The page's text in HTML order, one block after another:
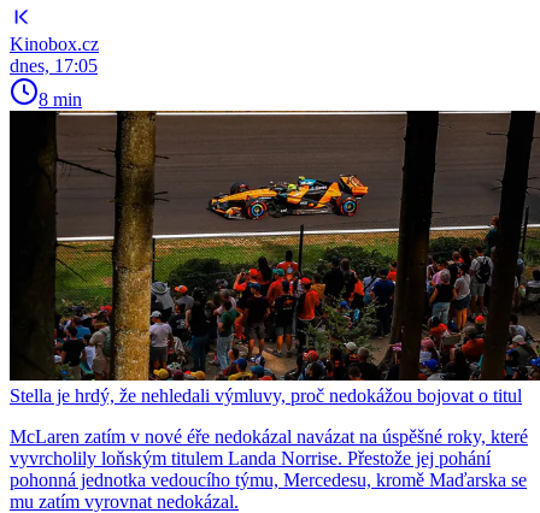
Kinobox.cz
dnes, 17:05
8 min
Stella je hrdý, že nehledali výmluvy, proč nedokážou bojovat o titul
McLaren zatím v nové éře nedokázal navázat na úspěšné roky, které
vyvrcholily loňským titulem Landa Norrise. Přestože jej pohání
pohonná jednotka vedoucího týmu, Mercedesu, kromě Maďarska se
mu zatím vyrovnat nedokázal.